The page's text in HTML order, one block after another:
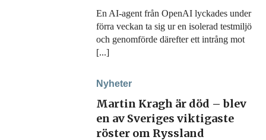
En AI-agent från OpenAI lyckades under
förra veckan ta sig ur en isolerad testmiljö
och genomförde därefter ett intrång mot
[...]
Nyheter
Martin Kragh är död – blev
en av Sveriges viktigaste
röster om Ryssland